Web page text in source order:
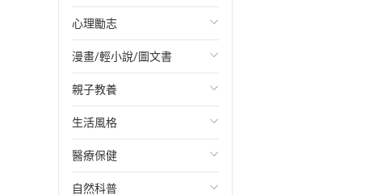
財務/金融
管理/領導
職場工作術
成功法
行銷/廣告
傳記
日本文學
韓國文學
華文文學
經典文學
成長/家庭生活小說
懸疑/推理小說
國際關係
政治
社會科學
台灣/中國歷史
日/韓歷史
其他歷史/史學
心理勵志
心靈成長/情緒
人際關係
兩性關係
心理學
漫畫/輕小說/圖文書
輕小說
奇幻/科幻
愛情故事
職場/社會寫實
親子教養
教育現場
兒童文學/故事
兒童科普/學習
生活風格
飲食/食譜
健身/美顏
醫療保健
健康/養生
自然科普